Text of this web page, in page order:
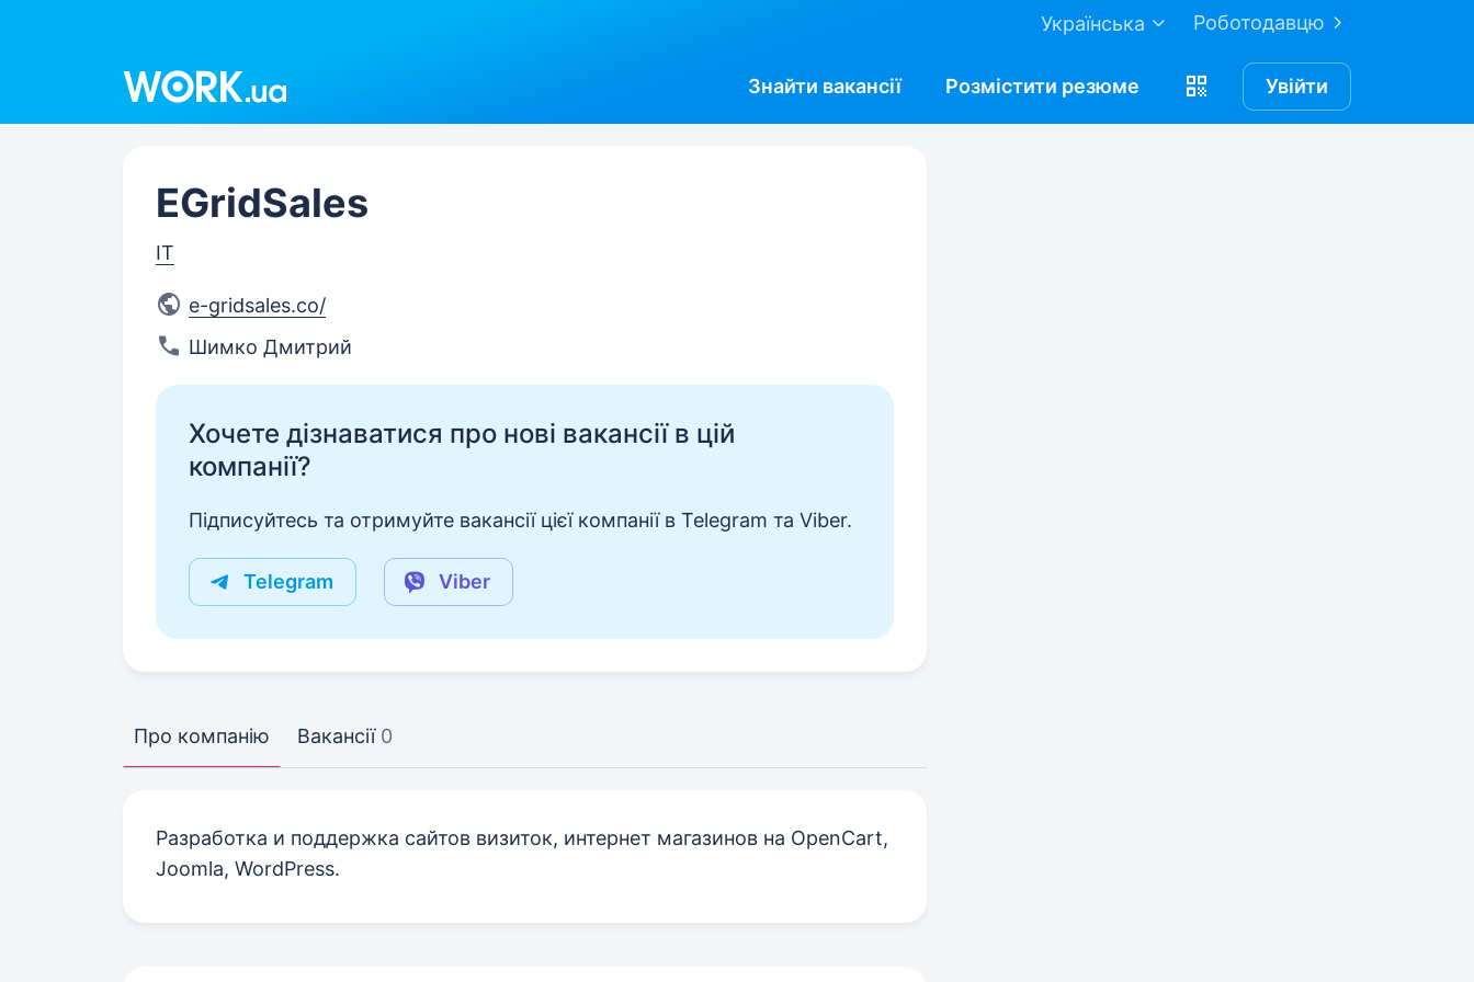
Роботодавцю
Українська
Знайти вакансії Розмістити резюме Увійти
EGridSales
IT
e-gridsales.co/
Шимко Дмитрий
Хочете дізнаватися про нові вакансії в цій
компанії?
Підписуйтесь та отримуйте вакансії цієї компанії в Telegram та Viber.
Telegram Viber
Про компанію Вакансії 0
Разработка и поддержка сайтов визиток, интернет магазинов на OpenCart,
Joomla, WordPress.